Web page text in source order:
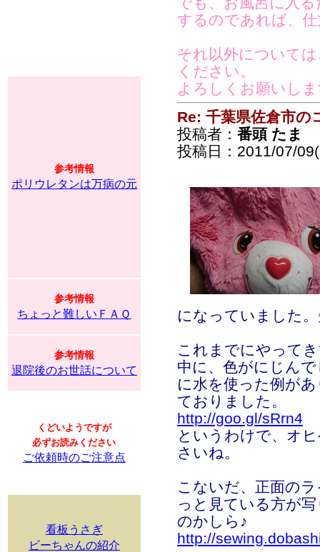
参考情報
ポリウレタンは万病の元
参考情報
ちょっと難しいＦＡＱ
参考情報
退院後のお世話について
くどいようですが
必ずお読みください
ご依頼時のご注意点
看板うさぎ
ビーちゃんの紹介
するのであれば、
それ以外について
ください。
よろしくお願いし
Re: 千葉県佐倉市の
投稿者： 番頭 たま
投稿日：2011/07/
になっていました
これまでにやって
中に、色がにじん
に水を使った例が
ておりました。
http://goo.gl/sRrn4
というわけで、オ
さいね。
こないだ、正面の
っと見ている方が
のかしら♪
http://